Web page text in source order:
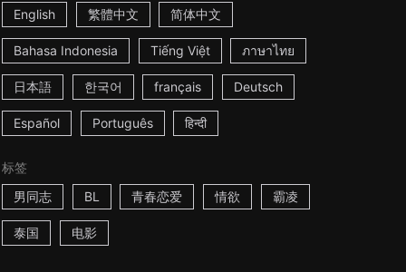
English 繁體中文 简体中文
Bahasa Indonesia Tiếng Việt ภาษาไทย
日本語 한국어 français Deutsch
Español Português हिन्दी
标签
男同志
BL 青春恋爱 情欲 霸凌
泰国 电影